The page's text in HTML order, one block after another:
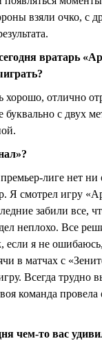
взяли очко, с
вратарь
хорошо, отлично
буквально с двух
лиге нет ни
Я смотрел игру
забили все,
неплохо. Все
если я не
в матчах с
Всегда трудно
команда
чем-то вас